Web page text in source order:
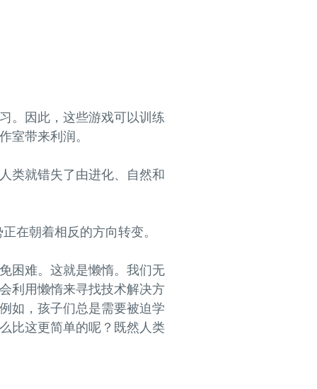
。因此，这些游戏可以训练
室带来利润。
类就错失了由进化、自然和
在朝着相反的方向转变。
困难。这就是懒惰。我们无
利用懒惰来寻找技术解决方
如，孩子们总是需要被迫学
比这更简单的呢？既然人类